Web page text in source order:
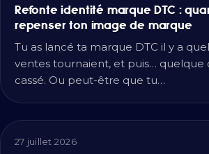
Refonte identité marque DTC :
repenser ton image de marque
Tu as lancé ta marque DTC il y a
ventes tournaient, et puis… quelque
cassé. Ou peut-être que tu…
27 juillet 2026